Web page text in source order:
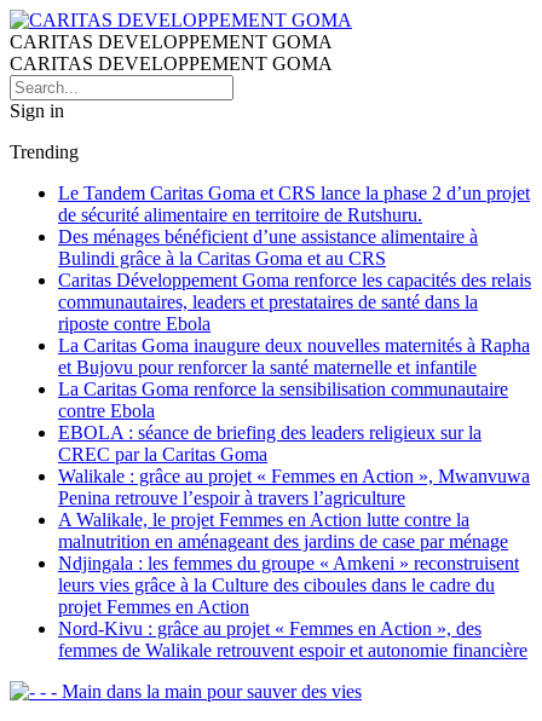
CARITAS DEVELOPPEMENT GOMA
CARITAS DEVELOPPEMENT GOMA
Sign in
Trending
Le Tandem Caritas Goma et CRS lance la phase 2 d’un projet
de sécurité alimentaire en territoire de Rutshuru.
Des ménages bénéficient d’une assistance alimentaire à
Bulindi grâce à la Caritas Goma et au CRS
Caritas Développement Goma renforce les capacités des relais
communautaires, leaders et prestataires de santé dans la
riposte contre Ebola
La Caritas Goma inaugure deux nouvelles maternités à Rapha
et Bujovu pour renforcer la santé maternelle et infantile
La Caritas Goma renforce la sensibilisation communautaire
contre Ebola
EBOLA : séance de briefing des leaders religieux sur la
CREC par la Caritas Goma
Walikale : grâce au projet « Femmes en Action », Mwanvuwa
Penina retrouve l’espoir à travers l’agriculture
A Walikale, le projet Femmes en Action lutte contre la
malnutrition en aménageant des jardins de case par ménage
Ndjingala : les femmes du groupe « Amkeni » reconstruisent
leurs vies grâce à la Culture des ciboules dans le cadre du
projet Femmes en Action
Nord-Kivu : grâce au projet « Femmes en Action », des
femmes de Walikale retrouvent espoir et autonomie financière
- - Main dans la main pour sauver des vies